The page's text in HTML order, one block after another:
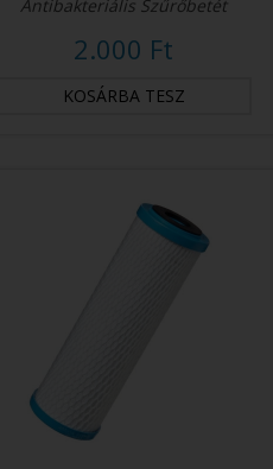
Antibakteriális Szűrőbetét
2.000 Ft